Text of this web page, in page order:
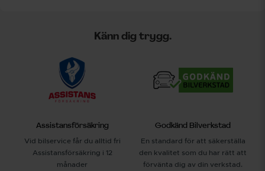
Känn dig trygg.
Assistansförsäkring
Vid bilservice får du alltid fri
Assistansförsäkring i 12
månader
Godkänd Bilverkstad
En standard för att säkerställa
den kvalitet som du har rätt att
förvänta dig av din verkstad.